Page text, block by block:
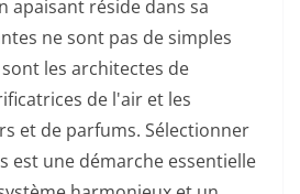
apaisant réside dans sa
ne sont pas de simples
les architectes de
de l'air et les
et de parfums. Sélectionner
est une démarche essentielle